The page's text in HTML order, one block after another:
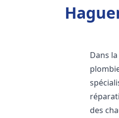
Dans
des